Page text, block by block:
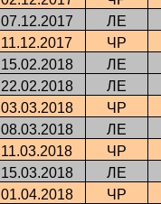
07.12.2017 ЛЕ
11.12.2017 ЧР
15.02.2018 ЛЕ
22.02.2018 ЛЕ
03.03.2018 ЧР
08.03.2018 ЛЕ
11.03.2018 ЧР
15.03.2018 ЛЕ
01.04.2018 ЧР